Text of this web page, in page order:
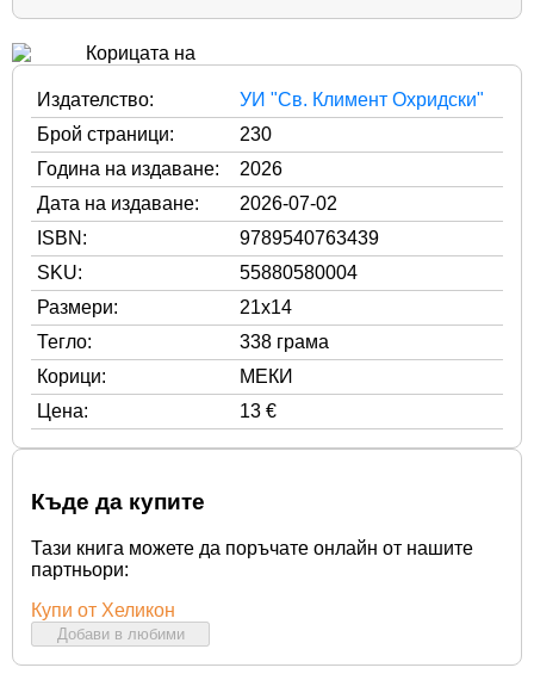
Издателство:
УИ "Св. Климент Охридски"
Брой страници:
230
Година на издаване:
2026
Дата на издаване:
2026-07-02
ISBN:
9789540763439
SKU:
55880580004
Размери:
21x14
Тегло:
338 грама
Корици:
МЕКИ
Цена:
13 €
Къде да купите
Тази книга можете да поръчате онлайн от нашите
партньори:
Купи от Хеликон
Добави в любими